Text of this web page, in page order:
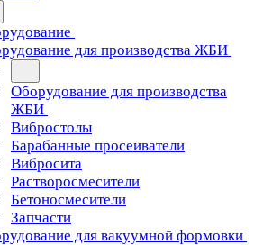
для производства ЖБИ
Оборудование для производства
ЖБИ
Вибростолы
Барабанные просеиватели
Вибросита
Растворосмесители
Бетоносмесители
Запчасти
для вакуумной формовки